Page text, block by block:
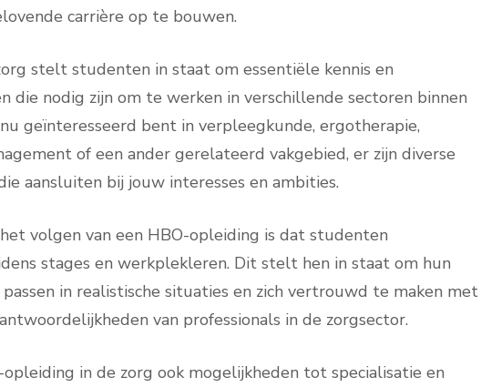
carrière op te bouwen.
stelt studenten in staat om essentiële kennis en
die nodig zijn om te werken in verschillende sectoren binnen
geïnteresseerd bent in verpleegkunde, ergotherapie,
of een ander gerelateerd vakgebied, er zijn diverse
aansluiten bij jouw interesses en ambities.
volgen van een HBO-opleiding is dat studenten
stages en werkplekleren. Dit stelt hen in staat om hun
in realistische situaties en zich vertrouwd te maken met
van professionals in de zorgsector.
in de zorg ook mogelijkheden tot specialisatie en